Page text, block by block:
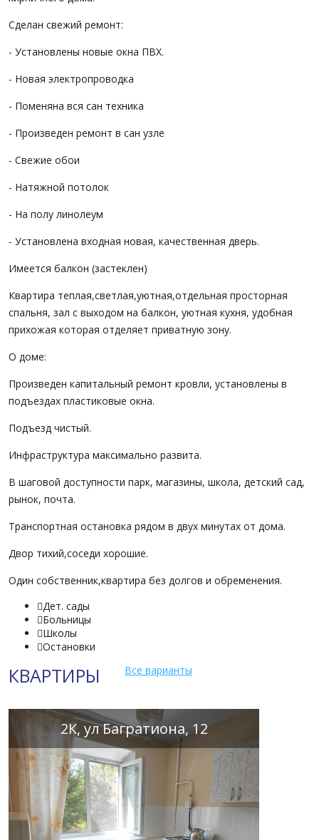
Сделан свежий ремонт:
- Установлены новые окна ПВХ.
- Новая электропроводка
- Поменяна вся сан техника
- Произведен ремонт в сан узле
- Свежие обои
- Натяжной потолок
- На полу линолеум
- Установлена входная новая, качественная дверь.
Имеется балкон (застеклен)
Квартира теплая,светлая,уютная,отдельная просторная
спальня, зал с выходом на балкон, уютная кухня, удобная
прихожая которая отделяет приватную зону.
О доме:
Произведен капитальный ремонт кровли, установлены в
подъездах пластиковые окна.
Подъезд чистый.
Инфраструктура максимально развита.
В шаговой доступности парк, магазины, школа, детский сад,
рынок, почта.
Транспортная остановка рядом в двух минутах от дома.
Двор тихий,соседи хорошие.
Один собственник,квартира без долгов и обременения.
Дет. сады
Больницы
Школы
Остановки
КВАРТИРЫ Все варианты
2К, ул Багратиона, 12